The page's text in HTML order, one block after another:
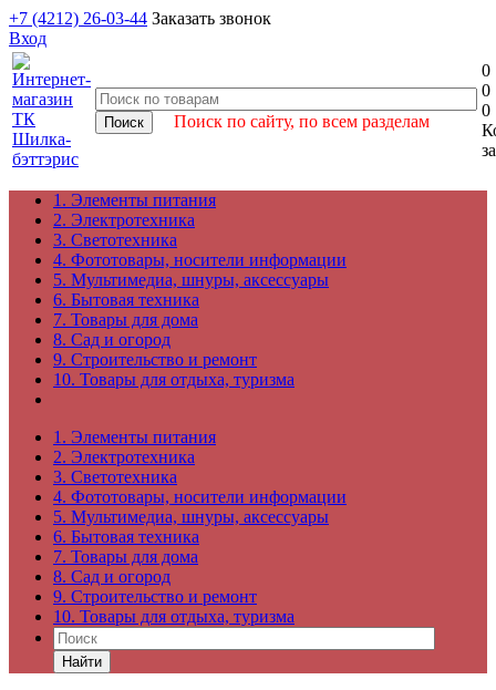
+7 (4212) 26-03-44 Заказать звонок
Вход
Поиск по сайту, по всем разделам
0
0
0
1. Элементы питания
2. Электротехника
3. Светотехника
4. Фототовары, носители информации
5. Мультимедиа, шнуры, аксессуары
6. Бытовая техника
7. Товары для дома
8. Сад и огород
9. Строительство и ремонт
10. Товары для отдыха, туризма
1. Элементы питания
2. Электротехника
3. Светотехника
4. Фототовары, носители информации
5. Мультимедиа, шнуры, аксессуары
6. Бытовая техника
7. Товары для дома
8. Сад и огород
9. Строительство и ремонт
10. Товары для отдыха, туризма
Найти